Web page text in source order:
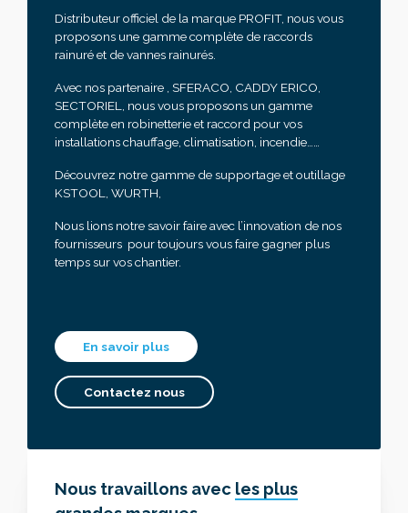
Distributeur officiel de la marque PROFIT, nous vous
proposons une gamme complète de raccords
rainuré et de vannes rainurés.
Avec nos partenaire , SFERACO, CADDY ERICO,
SECTORIEL, nous vous proposons un gamme
complète en robinetterie et raccord pour vos
installations chauffage, climatisation, incendie……
Découvrez notre gamme de supportage et outillage
KSTOOL, WURTH,
Nous lions notre savoir faire avec l’innovation de nos
fournisseurs pour toujours vous faire gagner plus
temps sur vos chantier.
En savoir plus
Contactez nous
Nous travaillons avec les plus